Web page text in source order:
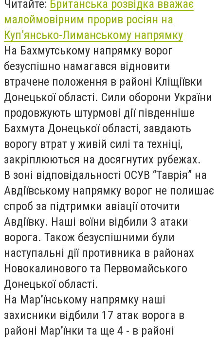
Читайте: Британська розвідка вважає
малоймовірним прорив росіян на
Куп’янсько-Лиманському напрямку
На Бахмутському напрямку ворог
безуспішно намагався відновити
втрачене положення в районі Кліщіївки
Донецької області. Сили оборони України
продовжують штурмові дії південніше
Бахмута Донецької області, завдають
ворогу втрат у живій силі та техніці,
закріплюються на досягнутих рубежах.
В зоні відповідальності ОСУВ “Таврія” на
Авдіївському напрямку ворог не полишає
спроб за підтримки авіації оточити
Авдіївку. Наші воїни відбили 3 атаки
ворога. Також безуспішними були
наступальні дії противника в районах
Новокалинового та Первомайського
Донецької області.
На Мар’їнському напрямку наші
захисники відбили 17 атак ворога в
районі Мар’їнки та ще 4 - в районі